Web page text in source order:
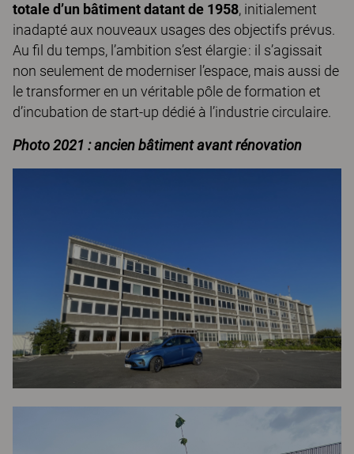
totale d’un bâtiment datant de 1958, initialement
inadapté aux nouveaux usages des objectifs prévus.
Au fil du temps, l’ambition s’est élargie : il s’agissait
non seulement de moderniser l’espace, mais aussi de
le transformer en un véritable pôle de formation et
d’incubation de start-up dédié à l’industrie circulaire.
Photo 2021 : ancien bâtiment avant rénovation